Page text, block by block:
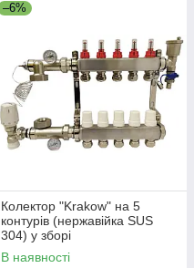
–6%
Колектор "Krakow" на 5
контурів (нержавійка SUS
304) у зборі
В наявності